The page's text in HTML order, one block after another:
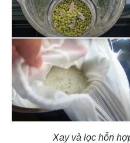
Xay và lọc hỗn